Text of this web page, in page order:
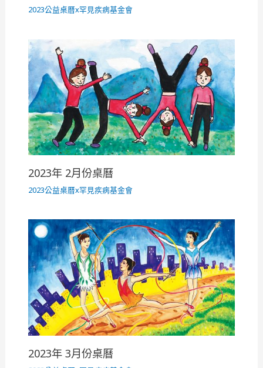
2023公益桌曆x罕見疾病基金會
2023年 2月份桌曆
2023公益桌曆x罕見疾病基金會
2023年 3月份桌曆